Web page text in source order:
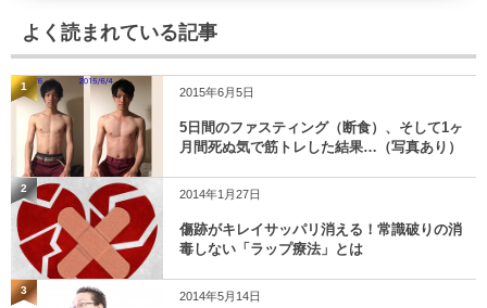
よく読まれている記事
1 2015年6月5日
5日間のファスティング（断食）、そして1ヶ
月間死ぬ気で筋トレした結果…（写真あり）
2 2014年1月27日
傷跡がキレイサッパリ消える！常識破りの消
毒しない「ラップ療法」とは
3 2014年5月14日